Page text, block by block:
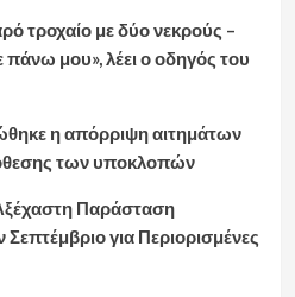
τροχαίο με δύο νεκρούς –
μου», λέει ο οδηγός του
η απόρριψη αιτημάτων
των υποκλοπών
Παράσταση
για Περιορισμένες